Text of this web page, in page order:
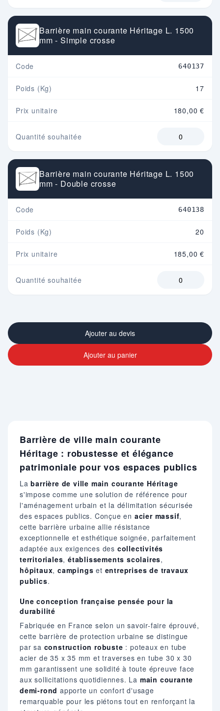
Barrière main courante Héritage L. 1500
mm - Simple crosse
Code 640137
Poids (Kg) 17
Prix unitaire 180,00 €
Quantité souhaitée
Barrière main courante Héritage L. 1500
mm - Double crosse
Code 640138
Poids (Kg) 20
Prix unitaire 185,00 €
Quantité souhaitée
Ajouter au devis
Ajouter au panier
Barrière de ville main courante
Héritage : robustesse et élégance
patrimoniale pour vos espaces publics
Labarrière de ville main courante Héritage
s'impose comme une solution de référence pour
l'aménagement urbain et la délimitation sécurisée
des espaces publics. Conçue en acier massif,
cette barrière urbaine allie résistance
exceptionnelle et esthétique soignée, parfaitement
adaptée aux exigences des collectivités
territoriales,établissements scolaires,
hôpitaux,campings et entreprises de travaux
publics.
Une conception française pensée pour la
durabilité
Fabriquée en France selon un savoir-faire éprouvé,
cette barrière de protection urbaine se distingue
par sa construction robuste : poteaux en tube
acier de 35 x 35 mm et traverses en tube 30 x 30
mm garantissent une solidité à toute épreuve face
aux sollicitations quotidiennes. La main courante
demi-rond apporte un confort d'usage
remarquable pour les piétons tout en renforçant la